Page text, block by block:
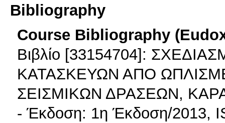
Bibliography
Course Bibliography
Βιβλίο [33154704]:
ΚΑΤΑΣΚΕΥΩΝ ΑΠΟ
ΣΕΙΣΜΙΚΩΝ ΔΡΑΣΕΩΝ,
- Έκδοση: 1η Έκδοση/2013,